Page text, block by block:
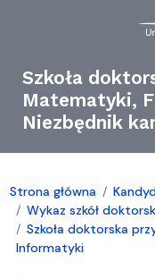
Szkoła
Matematyki,
Niezbędnik
Strona główna
Wykaz szkół
Szkoła doktorska
Informatyki